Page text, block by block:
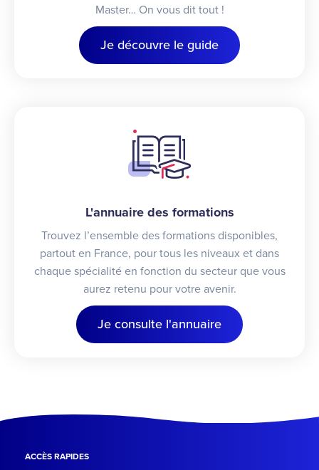
Master… On vous dit tout !
Je découvre le guide
L'annuaire des formations
Trouvez l’ensemble des formations disponibles,
partout en France, pour tous les niveaux et dans
chaque spécialité en fonction du secteur que vous
aurez retenu pour votre avenir.
Je consulte l'annuaire
ACCÈS RAPIDES